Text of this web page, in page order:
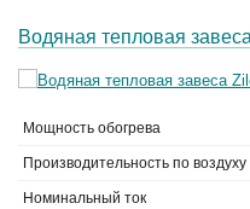
Водяная тепловая
Мощность обогрева
Производительность по воздуху
Номинальный ток